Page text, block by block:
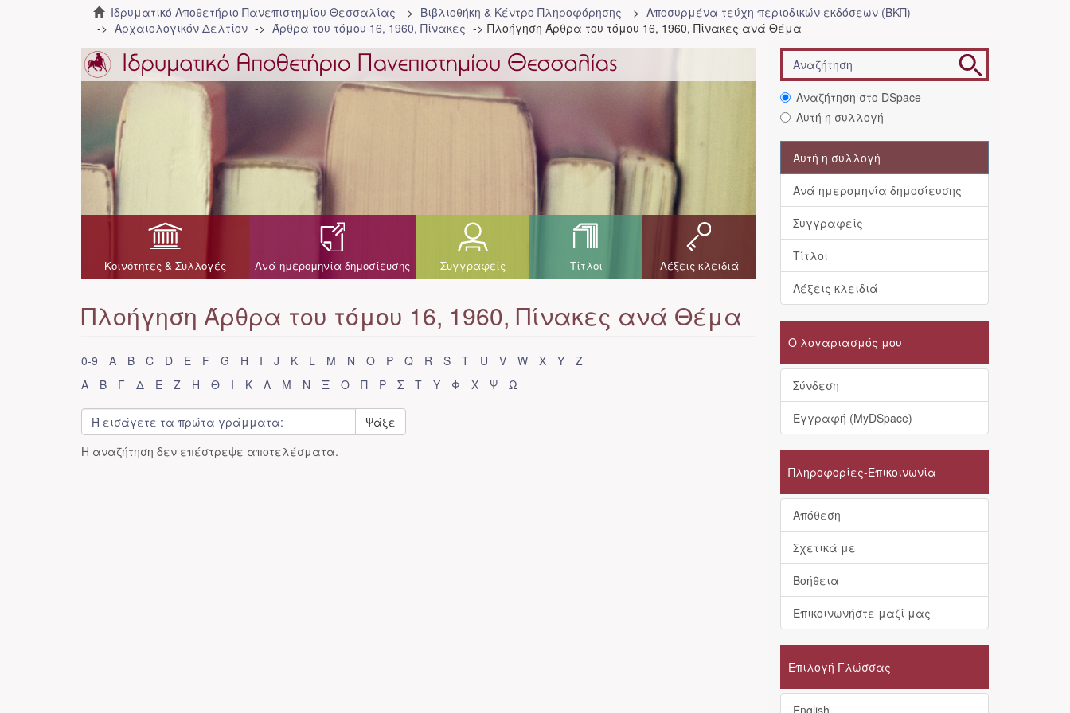
Ιδρυματικό Αποθετήριο Πανεπιστημίου Θεσσαλίας Βιβλιοθήκη & Κέντρο Πληροφόρησης
Αποσυρμένα τεύχη περιοδικών εκδόσεων (ΒΚΠ)
Αρχαιολογικόν Δελτίον
Άρθρα του τόμου 16, 1960, Πίνακες Πλοήγηση Άρθρα του τόμου 16, 1960, Πίνακες ανά Θέμα
Κοινότητες & Συλλογές Ανά ημερομηνία δημοσίευσης Συγγραφείς Τίτλοι Λέξεις κλειδιά
Πλοήγηση Άρθρα του τόμου 16, 1960, Πίνακες ανά Θέμα
0-9 A B C D E F G H I J K L M N O P Q R S T U V W X Y
Z
Α
Β Γ Δ Ε Ζ Η Θ Ι Κ Λ Μ Ν Ξ Ο Π Ρ Σ Τ Υ Φ Χ Ψ Ω
Ψάξε
Η αναζήτηση δεν επέστρεψε αποτελέσματα.
Αναζήτηση στο DSpace
Αυτή η συλλογή
Αυτή η συλλογή
Ανά ημερομηνία δημοσίευσης
Συγγραφείς
Τίτλοι
Λέξεις κλειδιά
Ο λογαριασμός μου
Σύνδεση
Εγγραφή (MyDSpace)
Πληροφορίες-Επικοινωνία
Απόθεση
Σχετικά με
Βοήθεια
Επικοινωνήστε μαζί μας
Επιλογή Γλώσσας
English